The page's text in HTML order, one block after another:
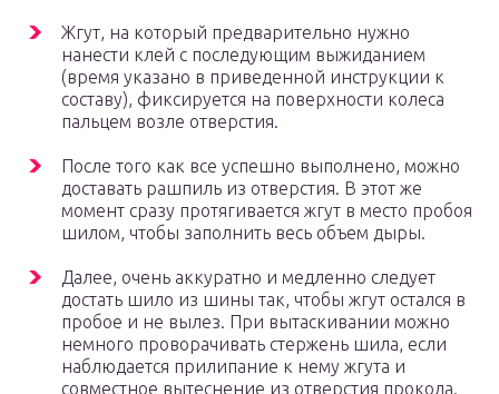
Жгут, на который предварительно нужно
нанести клей с последующим выжиданием
(время указано в приведенной инструкции к
составу), фиксируется на поверхности колеса
пальцем возле отверстия.
После того как все успешно выполнено, можно
доставать рашпиль из отверстия. В этот же
момент сразу протягивается жгут в место пробоя
шилом, чтобы заполнить весь объем дыры.
Далее, очень аккуратно и медленно следует
достать шило из шины так, чтобы жгут остался в
пробое и не вылез. При вытаскивании можно
немного проворачивать стержень шила, если
наблюдается прилипание к нему жгута и
совместное вытеснение из отверстия прокола.